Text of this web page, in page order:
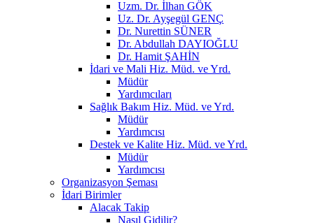
Uzm. Dr. İlhan GÖK
Uz. Dr. Ayşegül GENÇ
Dr. Nurettin SÜNER
Dr. Abdullah DAYIOĞLU
Dr. Hamit ŞAHİN
İdari ve Mali Hiz. Müd. ve Yrd.
Müdür
Yardımcıları
Sağlık Bakım Hiz. Müd. ve Yrd.
Müdür
Yardımcısı
Destek ve Kalite Hiz. Müd. ve Yrd.
Müdür
Yardımcısı
Organizasyon Şeması
İdari Birimler
Alacak Takip
Nasıl Gidilir?